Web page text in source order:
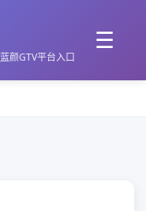
颜GTV平台入口
☰